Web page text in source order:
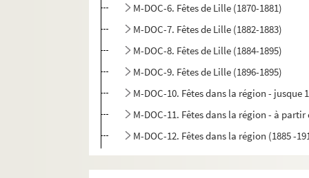
M-DOC-6. Fêtes de Lille (1870-1881)
M-DOC-7. Fêtes de Lille (1882-1883)
M-DOC-8. Fêtes de Lille (1884-1895)
M-DOC-9. Fêtes de Lille (1896-1895)
M-DOC-10. Fêtes dans la région - jusque
M-DOC-11. Fêtes dans la région - à partir
M-DOC-12. Fêtes dans la région (1885 -